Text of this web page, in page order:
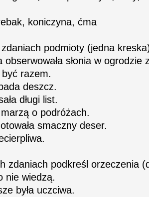
koniczyna, ćma
podmioty (jedna
obserwowała słonia w ogrodzie
razem.
deszcz.
długi list.
o podróżach.
smaczny deser.
zdaniach podkreśl orzeczenia
nie wiedzą.
była uczciwa.